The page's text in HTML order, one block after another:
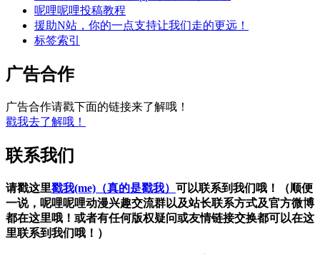
呢哩呢哩投稿教程
援助N站，你的一点支持让我们走的更远！
标签索引
广告合作
广告合作请戳下面的链接来了解哦！
戳我去了解哦！
联系我们
请戳这里戳我(me)（真的是戳我） 可以联系到我们哦！（顺便
一说，呢哩呢哩动漫兴趣交流群以及站长联系方式及官方微博
都在这里哦！或者有任何版权疑问或友情链接交换都可以在这
里联系到我们哦！）